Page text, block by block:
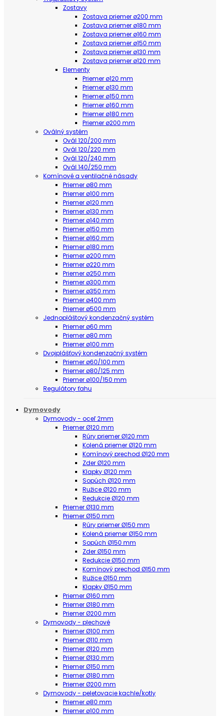
Zostavy
Zostava priemer ø200 mm
Zostava priemer ø180 mm
Zostava priemer ø160 mm
Zostava priemer ø150 mm
Zostava priemer ø130 mm
Zostava priemer ø120 mm
Elementy
Priemer ø120 mm
Priemer ø130 mm
Priemer ø150 mm
Priemer ø160 mm
Priemer ø180 mm
Priemer ø200 mm
Oválný systém
Ovál 120/200 mm
Ovál 120/220 mm
Ovál 120/240 mm
Ovál 140/250 mm
Komínové a ventilačné násady
Priemer ø80 mm
Priemer ø100 mm
Priemer ø120 mm
Priemer ø130 mm
Priemer ø140 mm
Priemer ø150 mm
Priemer ø160 mm
Priemer ø180 mm
Priemer ø200 mm
Priemer ø220 mm
Priemer ø250 mm
Priemer ø300 mm
Priemer ø350 mm
Priemer ø400 mm
Priemer ø500 mm
Jednopláštový kondenzačný systém
Priemer ø60 mm
Priemer ø80 mm
Priemer ø100 mm
Dvojplášťový kondenzačný systém
Priemer ø60/100 mm
Priemer ø80/125 mm
Priemer ø100/150 mm
Regulátory ťahu
Dymovody
Dymovody - oceľ 2mm
Priemer Ø120 mm
Rúry priemer Ø120 mm
Kolená priemer Ø120 mm
Komínový prechod Ø120 mm
Zder Ø120 mm
Klapky Ø120 mm
Sopúch Ø120 mm
Ružice Ø120 mm
Redukcie Ø120 mm
Priemer Ø130 mm
Priemer Ø150 mm
Rúry priemer Ø150 mm
Kolená priemer Ø150 mm
Sopúch Ø150 mm
Zder Ø150 mm
Redukcie Ø150 mm
Komínový prechod Ø150 mm
Ružice Ø150 mm
Klapky Ø150 mm
Priemer Ø160 mm
Priemer Ø180 mm
Priemer Ø200 mm
Dymovody - plechové
Priemer Ø100 mm
Priemer Ø110 mm
Priemer Ø120 mm
Priemer Ø130 mm
Priemer Ø150 mm
Priemer Ø180 mm
Priemer Ø200 mm
Dymovody - peletovacie kachle/kotly
Priemer ø80 mm
Priemer ø100 mm